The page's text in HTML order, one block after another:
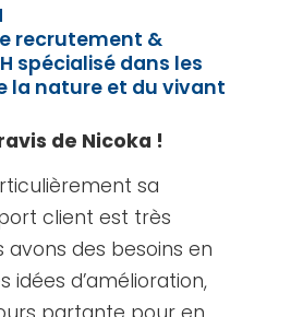
recrutement &
spécialisé dans les
la nature et du vivant
de Nicoka !
sa
client est très
des besoins en
idées d’amélioration,